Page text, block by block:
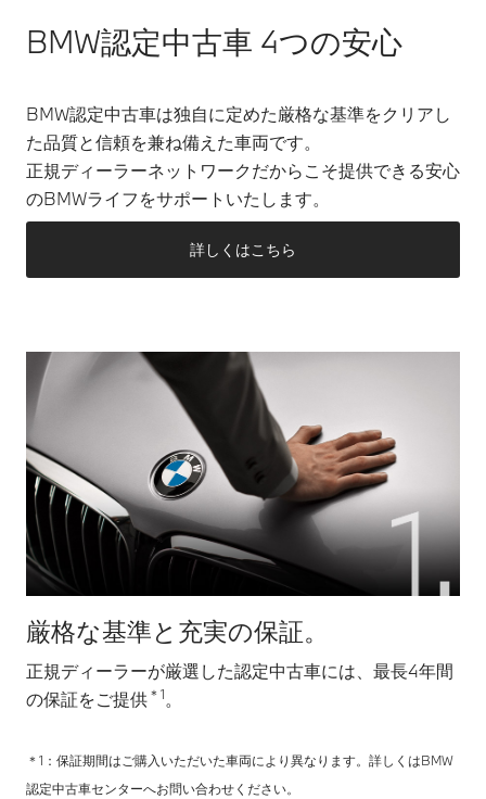
BMW認定中古車 4つの安心
BMW認定中古車は独自に定めた厳格な基準をクリアし
た品質と信頼を兼ね備えた車両です。
正規ディーラーネットワークだからこそ提供できる安心
のBMWライフをサポートいたします。
詳しくはこちら
厳格な基準と充実の保証。
正規ディーラーが厳選した認定中古車には、最長4年間
の保証をご提供＊1。
＊1：保証期間はご購入いただいた車両により異なります。詳しくはBMW
認定中古車センターへお問い合わせください。